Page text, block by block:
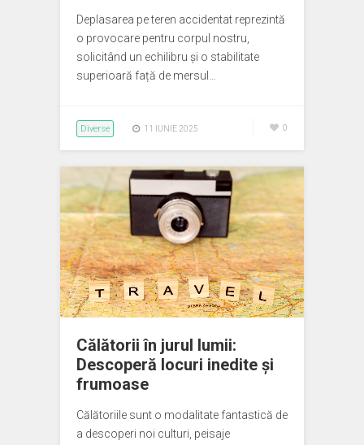
Deplasarea pe teren accidentat reprezintă
o provocare pentru corpul nostru,
solicitând un echilibru și o stabilitate
superioară față de mersul…
Diverse 11 IUNIE 2025 0
Călătorii în jurul lumii:
Descoperă locuri inedite și
frumoase
Călătoriile sunt o modalitate fantastică de
a descoperi noi culturi, peisaje